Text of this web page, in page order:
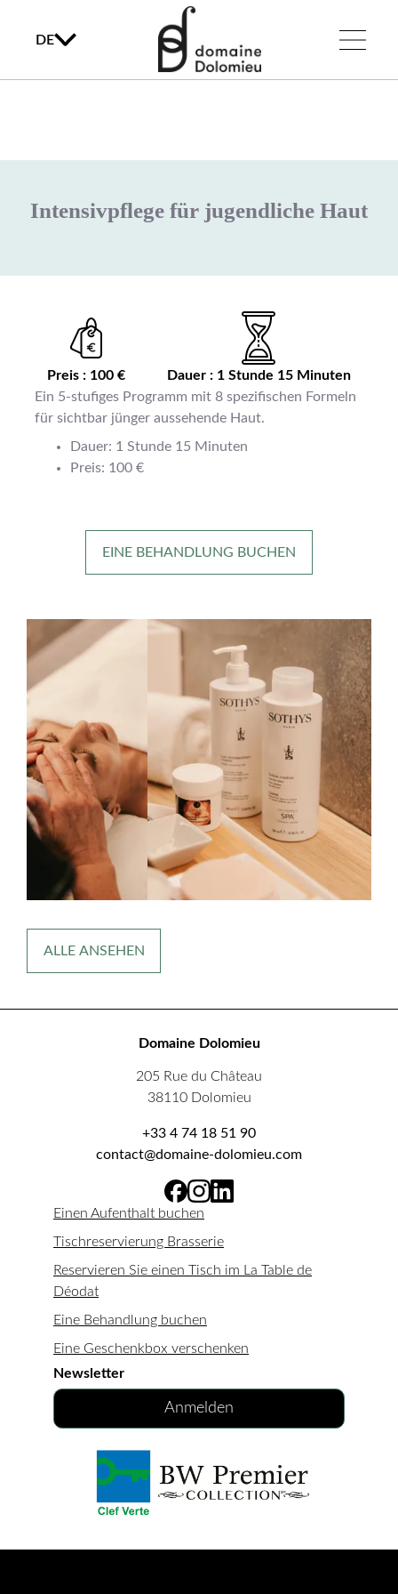
DE
Intensivpflege für jugendliche Haut
Preis : 100 €
Dauer : 1 Stunde 15 Minuten
Ein 5-stufiges Programm mit 8 spezifischen Formeln
für sichtbar jünger aussehende Haut.
Dauer: 1 Stunde 15 Minuten
Preis: 100 €
EINE BEHANDLUNG BUCHEN
ALLE ANSEHEN
Domaine Dolomieu
205 Rue du Château
38110 Dolomieu
+33 4 74 18 51 90
contact@domaine-dolomieu.com
Einen Aufenthalt buchen
Tischreservierung Brasserie
Reservieren Sie einen Tisch im La Table de
Déodat
Eine Behandlung buchen
Eine Geschenkbox verschenken
Newsletter
Anmelden